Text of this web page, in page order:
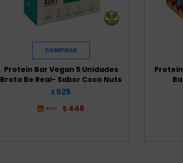
Protein Bar Vegan 5 Unidades
Brota Be Real- Sabor Coco Nuts
$ 525
$ 446